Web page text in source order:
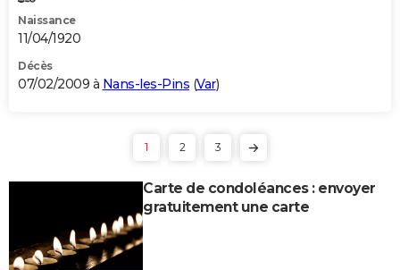
Naissance
11/04/1920
Décès
07/02/2009 à Nans-les-Pins (Var)
1 2 3
Carte de condoléances : envoyer
gratuitement une carte